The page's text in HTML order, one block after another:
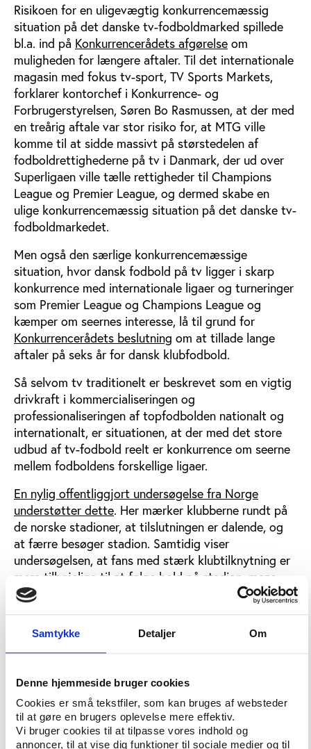
Samtykke Detaljer Om
Denne hjemmeside bruger cookies
Cookies er små tekstfiler, som kan bruges af websteder
til at gøre en brugers oplevelse mere effektiv.
Vi bruger cookies til at tilpasse vores indhold og
annoncer, til at vise dig funktioner til sociale medier og til
Risikoen for en uligevægtig konkurrencemæssig
situation på det danske tv-fodboldmarked spillede
bl.a. ind på Konkurrencerådets afgørelse om
muligheden for længere aftaler. Til det internationale
magasin med fokus tv-sport, TV Sports Markets,
forklarer kontorchef i Konkurrence- og
Forbrugerstyrelsen, Søren Bo Rasmussen, at der med
en treårig aftale var stor risiko for, at MTG ville
komme til at sidde massivt på størstedelen af
fodboldrettighederne på tv i Danmark, der ud over
Superligaen ville tælle rettigheder til Champions
League og Premier League, og dermed skabe en
ulige konkurrencemæssig situation på det danske tv-
fodboldmarkedet.
Men også den særlige konkurrencemæssige
situation, hvor dansk fodbold på tv ligger i skarp
konkurrence med internationale ligaer og turneringer
som Premier League og Champions League og
kæmper om seernes interesse, lå til grund for
Konkurrencerådets beslutning om at tillade lange
aftaler på seks år for dansk klubfodbold.
Så selvom tv traditionelt er beskrevet som en vigtig
drivkraft i kommercialiseringen og
professionaliseringen af topfodbolden nationalt og
internationalt, er situationen, at der med det store
udbud af tv-fodbold reelt er konkurrence om seerne
mellem fodboldens forskellige ligaer.
En nylig offentliggjort undersøgelse fra Norge
understøtter dette. Her mærker klubberne rundt på
de norske stadioner, at tilslutningen er dalende, og
at færre besøger stadion. Samtidig viser
undersøgelsen, at fans med stærk klubtilknytning er
mere tilbøjelige til at følge hold på stadion, mens
fans med stor international interesse har mindre
tendens til at opsøge norsk livefodbold.
Udviklingen af produktet omkring Superligaen og
dansk klubfodbold kan derfor have vital betydning
længere sigt. Det skal opretholde tilskuerinteressen
på stadion, der er med til at skabe god stemning på
stadion, og samtidig styrke tv-produktet og dermed
værdien af medierettighederne for såvel